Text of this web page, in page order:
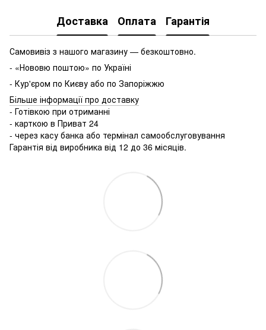
Доставка Оплата Гарантія
Самовивіз з нашого магазину — безкоштовно.
- «Нововю поштою» по Україні
- Кур'єром по Києву або по Запоріжжю
Більше інформації про доставку
- Готівкою при отриманні
- карткою в Приват 24
- через касу банка або термінал самообслуговування
Гарантія від виробника від 12 до 36 місяців.